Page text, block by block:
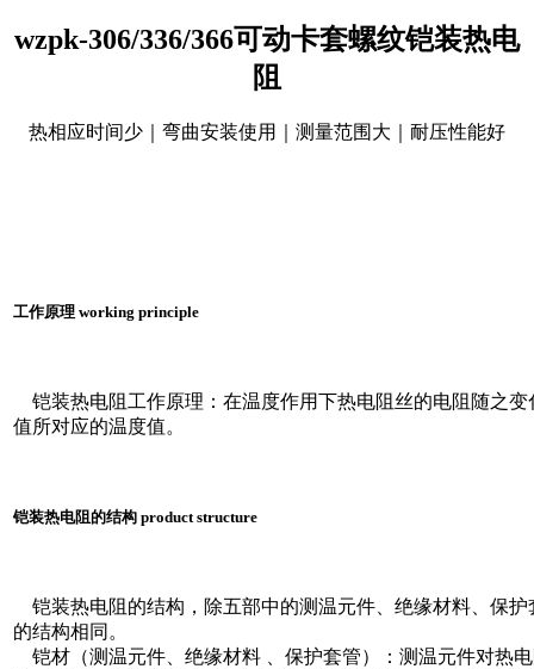
wzpk-306/336/366可动卡套螺纹铠装热电
阻
热相应时间少｜弯曲安装使用｜测量范围大｜耐压性能好
工作原理 working principle
铠装热电阻工作原理：在温度作用下热电阻丝的电阻随之
值所对应的温度值。
铠装热电阻的结构 product structure
铠装热电阻的结构，除五部中的测温元件、绝缘材料、保
的结构相同。
铠材（测温元件、绝缘材料 、保护套管）：测温元件对热